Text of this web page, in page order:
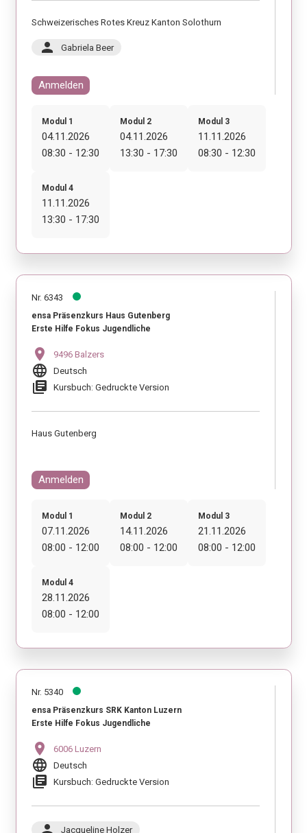
Schweizerisches Rotes Kreuz Kanton Solothurn
person Gabriela Beer
Anmelden
Modul 1
04.11.2026
08:30 - 12:30
Modul 2
04.11.2026
13:30 - 17:30
Modul 3
11.11.2026
08:30 - 12:30
Modul 4
11.11.2026
13:30 - 17:30
Nr. 6343
ensa Präsenzkurs Haus Gutenberg
Erste Hilfe Fokus Jugendliche
location_on 9496 Balzers
language Deutsch
library_books Kursbuch: Gedruckte Version
Haus Gutenberg
Anmelden
Modul 1
07.11.2026
08:00 - 12:00
Modul 2
14.11.2026
08:00 - 12:00
Modul 3
21.11.2026
08:00 - 12:00
Modul 4
28.11.2026
08:00 - 12:00
Nr. 5340
ensa Präsenzkurs SRK Kanton Luzern
Erste Hilfe Fokus Jugendliche
location_on 6006 Luzern
language Deutsch
library_books Kursbuch: Gedruckte Version
Jacqueline Holzer